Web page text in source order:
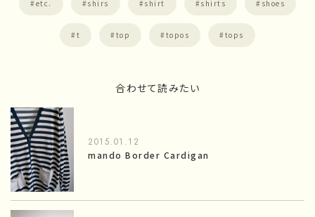
etc. shirs shirt shirts shoes
t top topos tops
合わせて読みたい
2015.01.12
mando Border Cardigan